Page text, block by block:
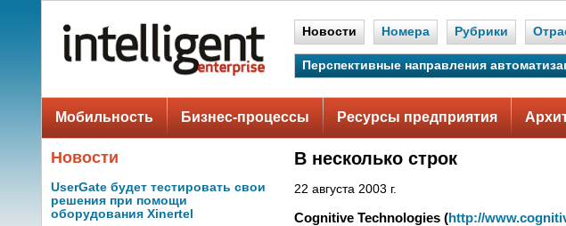
Новости Номера Рубрики
Перспективные направления
Мобильность Бизнес-процессы Ресурсы предприятия
Новости
UserGate будет тестировать свои
решения при помощи
оборудования Xinertel
В несколько строк
22 августа 2003 г.
Cognitive Technologies (http://